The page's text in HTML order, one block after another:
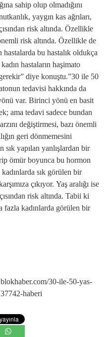
sahip olup olmadığını
yaygın kas ağrıları,
risk altında. Özellikle
risk altında. Özellikle de
hastalarda bu hastalık oldukça
hastaların haşimato
diye konuştu.”30 ile 50
tedavisi hakkında da
var. Birinci yönü en basit
ama tedavi sadece bundan
değiştirmesi, bazı önemli
geri dönmemesini
yapılan yanlışlardan bir
ömür boyunca bu hormon
sık görülen bir
çıkıyor. Yaş aralığı ise
risk altında. Tabii ki
fazla kadınlarda görülen bir
30-ile-50-yas-
haberi